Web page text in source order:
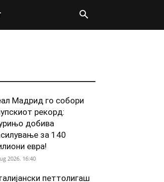
Мадрид го собори
рекорд:
добива
за 140
евра!
2026. 16:40
петтолигаш